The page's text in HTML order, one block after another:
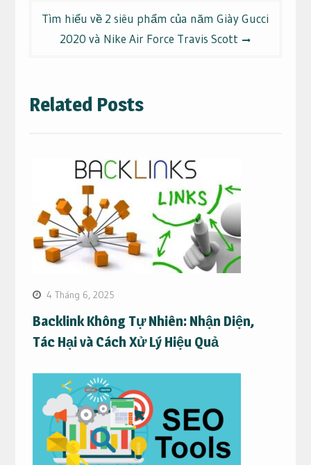
Tìm hiểu về 2 siêu phẩm của năm Giày Gucci
2020 và Nike Air Force Travis Scott
Related Posts
4 Tháng 6, 2025
Backlink Không Tự Nhiên: Nhận Diện,
Tác Hại và Cách Xử Lý Hiệu Quả